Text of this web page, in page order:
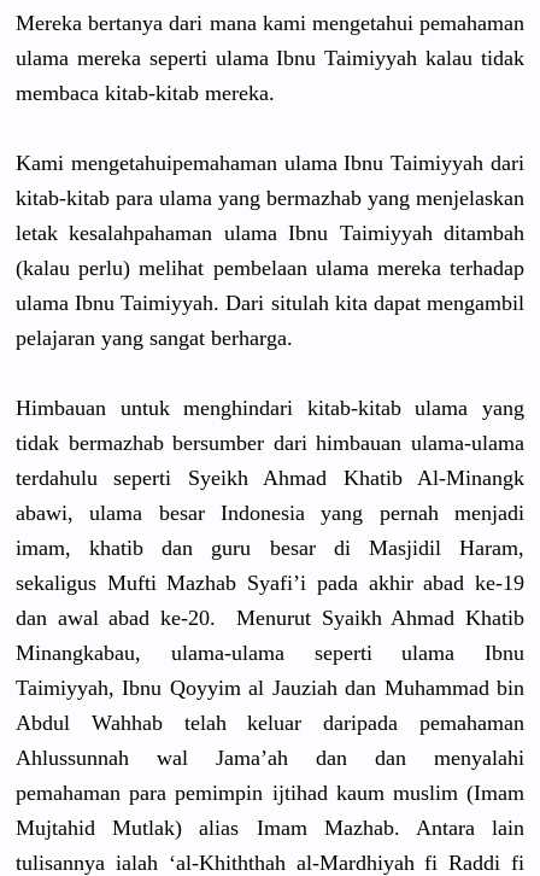
Mereka bertanya dari mana kami mengetahui pemahaman
ulama mereka seperti ulama Ibnu Taimiyyah kalau tidak
membaca kitab-kitab mereka.
Kami mengetahuipemahaman ulama Ibnu Taimiyyah dari
kitab-kitab para ulama yang bermazhab yang menjelaskan
letak kesalahpahaman ulama Ibnu Taimiyyah ditambah
(kalau perlu) melihat pembelaan ulama mereka terhadap
ulama Ibnu Taimiyyah. Dari situlah kita dapat mengambil
pelajaran yang sangat berharga.
Himbauan untuk menghindari kitab-kitab ulama yang
tidak bermazhab bersumber dari himbauan ulama-ulama
terdahulu seperti Syeikh Ahmad Khatib Al-Minangk
abawi, ulama besar Indonesia yang pernah menjadi
imam, khatib dan guru besar di Masjidil Haram,
sekaligus Mufti Mazhab Syafi’i pada akhir abad ke-19
dan awal abad ke-20. Menurut Syaikh Ahmad Khatib
Minangkabau, ulama-ulama seperti ulama Ibnu
Taimiyyah, Ibnu Qoyyim al Jauziah dan Muhammad bin
Abdul Wahhab telah keluar daripada pemahaman
Ahlussunnah wal Jama’ah dan dan menyalahi
pemahaman para pemimpin ijtihad kaum muslim (Imam
Mujtahid Mutlak) alias Imam Mazhab. Antara lain
tulisannya ialah ‘al-Khiththah al-Mardhiyah fi Raddi fi